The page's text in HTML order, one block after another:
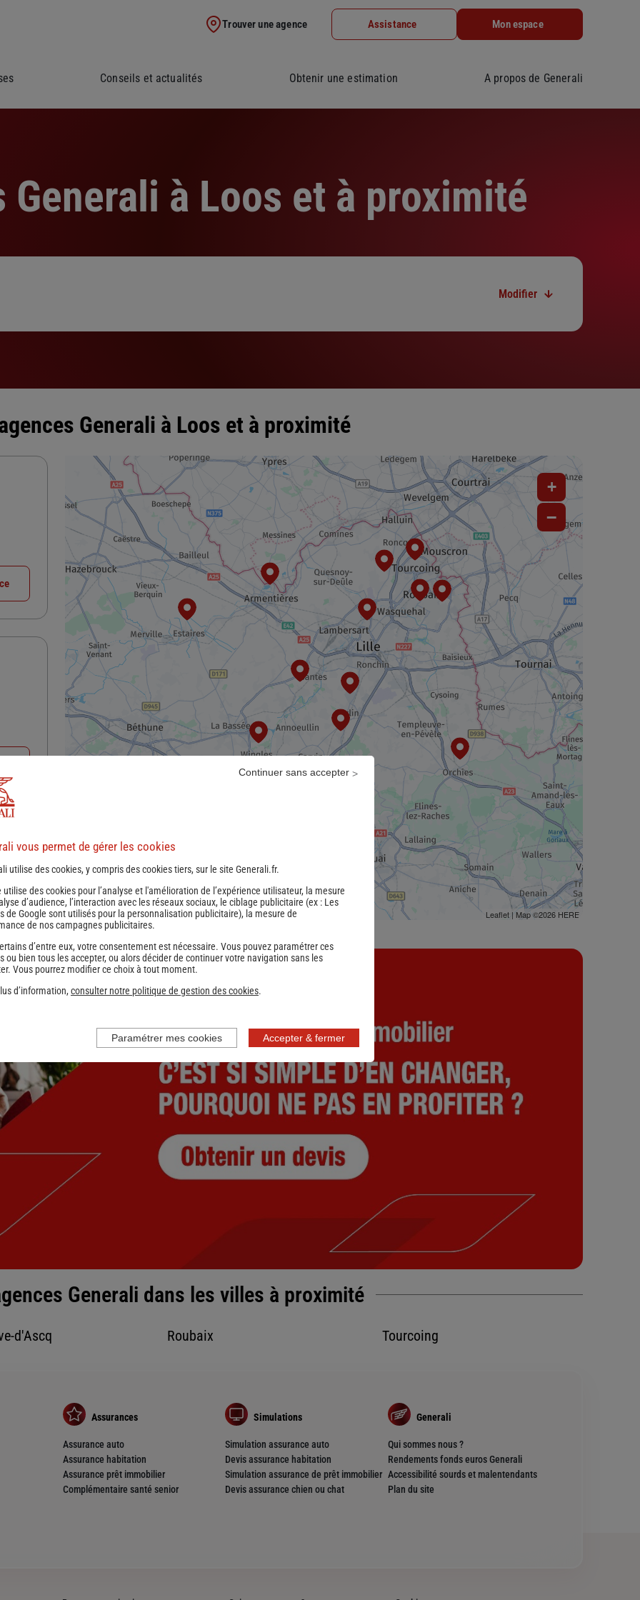
Trouver une agence Assistance Mon espace
Conseils et actualités Obtenir une estimation A propos de Generali
Generali à Loos et à proximité
Modifier
Generali à Loos et à proximité
+
−
Leaflet| Map ©2026 HERE
Suivant
Generali dans les villes à proximité
d'Ascq Roubaix Tourcoing
Assurances
Assurance auto
Assurance habitation
Assurance prêt immobilier
Complémentaire santé senior
Simulations
Simulation assurance auto
Devis assurance habitation
Simulation assurance de prêt immobilier
Devis assurance chien ou chat
Generali
Qui sommes nous ?
Rendements fonds euros Generali
Accessibilité sourds et malentendants
Plan du site
vous permet de gérer les cookies
utilise des cookies, y compris des cookies tiers, sur le site Generali.fr.
utilise des cookies pour l’analyse et l'amélioration de l’expérience utilisateur, la mesure
d’audience, l’interaction avec les réseaux sociaux, le ciblage publicitaire (ex : Les
de Google sont utilisés pour la personnalisation publicitaire), la mesure de
de nos campagnes publicitaires.
d’entre eux, votre consentement est nécessaire. Vous pouvez paramétrer ces
ou bien tous les accepter, ou alors décider de continuer votre navigation sans les
Vous pourrez modifier ce choix à tout moment.
d’information, consulter notre politique de gestion des cookies.
Accepter & fermer
Continuer sans accepter
Paramétrer mes cookies